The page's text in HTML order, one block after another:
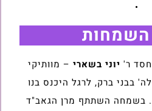
•
השמחות
ר' יוני בשארי – מוותיקי
בבני ברק, לרגל היכנס בנו
בשמחה השתתף מרן הגאב"ד